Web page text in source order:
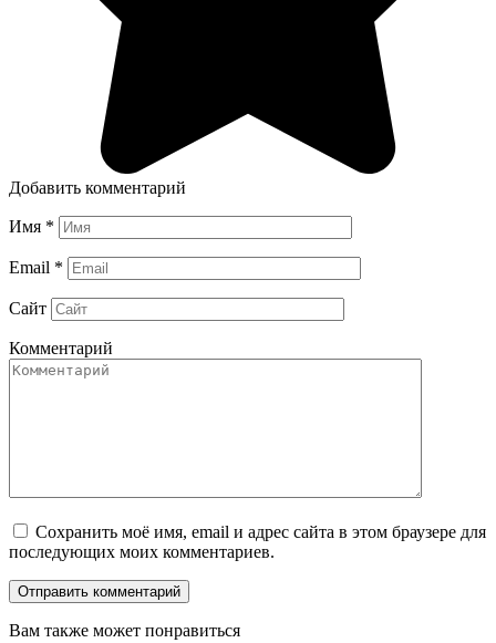
Добавить комментарий
Имя *
Email *
Сайт
Комментарий
Сохранить моё имя, email и адрес сайта в этом браузере для
последующих моих комментариев.
Вам также может понравиться